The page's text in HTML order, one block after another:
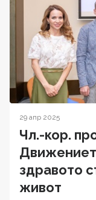
29 апр 2025
Чл.-кор.
здравото
живот